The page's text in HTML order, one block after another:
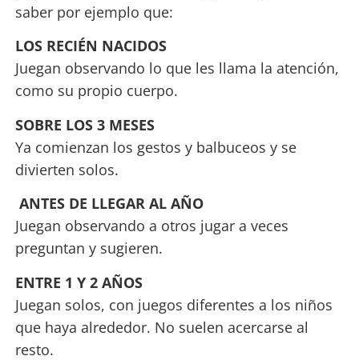
saber por ejemplo que:
LOS RECIÉN NACIDOS
Juegan observando lo que les llama la atención,
como su propio cuerpo.
SOBRE LOS 3 MESES
Ya comienzan los gestos y balbuceos y se
divierten solos.
ANTES DE LLEGAR AL AÑO
Juegan observando a otros jugar a veces
preguntan y sugieren.
ENTRE 1 Y 2 AÑOS
Juegan solos, con juegos diferentes a los niños
que haya alrededor. No suelen acercarse al
resto.